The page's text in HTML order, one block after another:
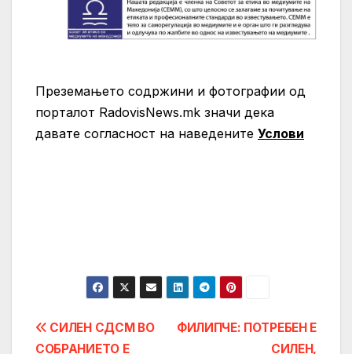
Преземањето содржини и фотографии од
порталот RadovisNews.mk значи дека
давате согласност на нaведените Услови
Post
ФИЛИПЧЕ: ПОТРЕБЕН Е
СИЛЕН,
СИЛЕН СДСМ ВО
СОБРАНИЕТО Е